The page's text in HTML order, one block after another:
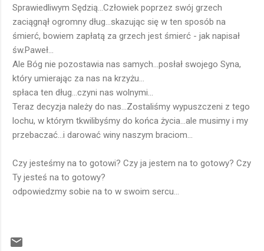
Sprawiedliwym Sędzią...Człowiek poprzez swój grzech
zaciągnął ogromny dług...skazując się w ten sposób na
śmierć, bowiem zapłatą za grzech jest śmierć - jak napisał
św.Paweł...
Ale Bóg nie pozostawia nas samych...posłał swojego Syna,
który umierając za nas na krzyżu...
spłaca ten dług...czyni nas wolnymi...
Teraz decyzja należy do nas...Zostaliśmy wypuszczeni z tego
lochu, w którym tkwilibyśmy do końca życia...ale musimy i my
przebaczać...i darować winy naszym braciom...
Czy jesteśmy na to gotowi? Czy ja jestem na to gotowy? Czy
Ty jesteś na to gotowy?
odpowiedzmy sobie na to w swoim sercu...